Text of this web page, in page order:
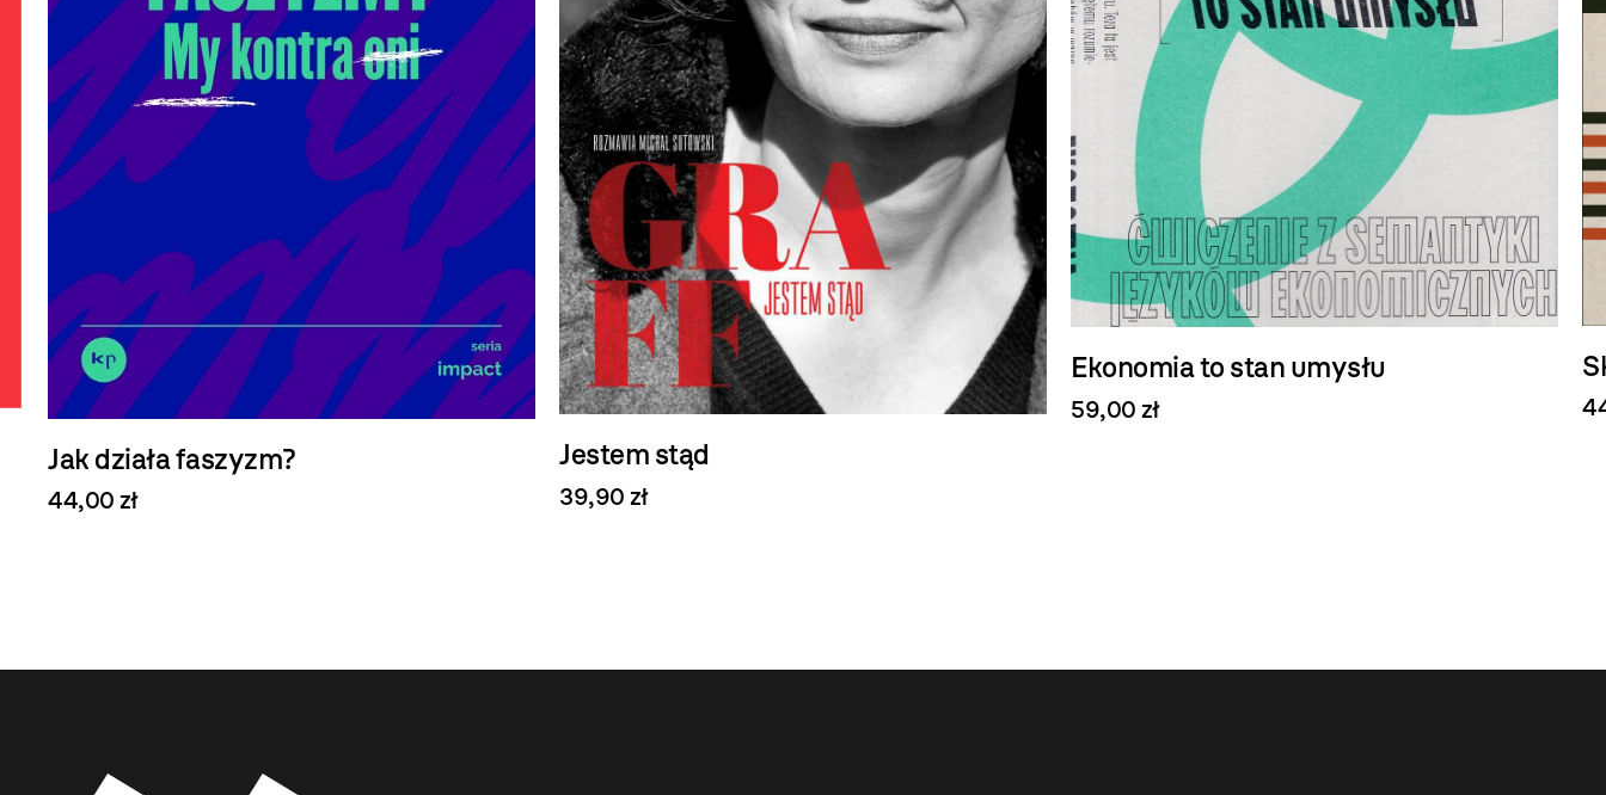
Jak działa faszyzm?
44,00 zł
Jestem stąd
39,90 zł
Ekonomia to stan umysłu
59,00 zł